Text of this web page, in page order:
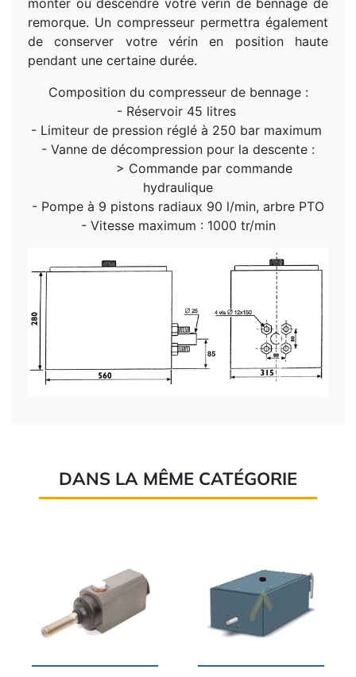
monter ou descendre votre vérin de bennage de
remorque. Un compresseur permettra également
de conserver votre vérin en position haute
pendant une certaine durée.
Composition du compresseur de bennage :
- Réservoir 45 litres
- Limiteur de pression réglé à 250 bar maximum
- Vanne de décompression pour la descente :
> Commande par commande
hydraulique
- Pompe à 9 pistons radiaux 90 l/min, arbre PTO
- Vitesse maximum : 1000 tr/min
DANS LA MÊME CATÉGORIE